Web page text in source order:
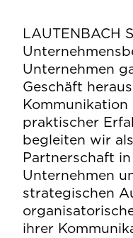
LAUTENBACH
Unternehmen
Geschäft
praktischer
begleiten wir
Partnerschaft
Unternehmen
strategischen
ihrer